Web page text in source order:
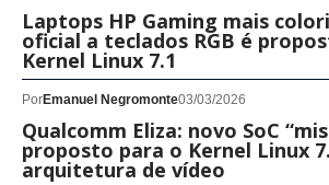
Laptops HP Gaming mais
oficial a teclados RGB é
Kernel Linux 7.1
PorEmanuel Negromonte03/03/2026
Qualcomm Eliza: novo SoC
proposto para o Kernel Linux
arquitetura de vídeo